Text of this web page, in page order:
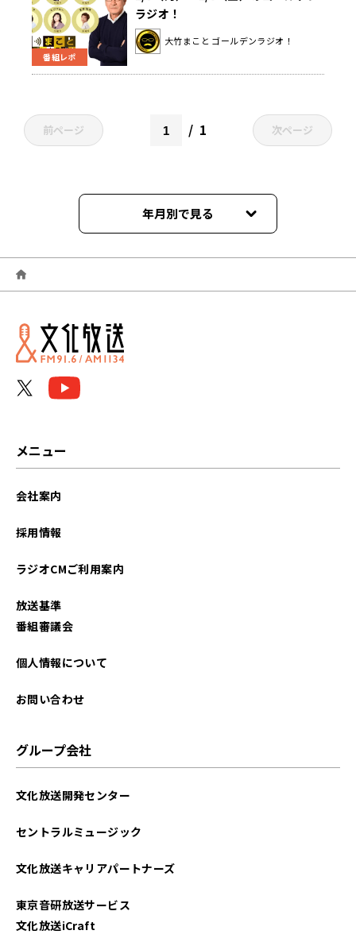
番組レポ
ラジオ！
大竹まこと ゴールデンラジオ！
前ページ 1 次ページ
年月別で見る
2026年06月
2026年05月
2026年04月
2025年07月
2025年04月
メニュー
会社案内
採用情報
ラジオCMご利用案内
放送基準
番組審議会
個人情報について
お問い合わせ
グループ会社
文化放送開発センター
セントラルミュージック
文化放送キャリアパートナーズ
東京音研放送サービス
文化放送iCraft